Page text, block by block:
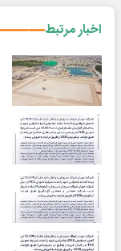
اخبار مرتبط